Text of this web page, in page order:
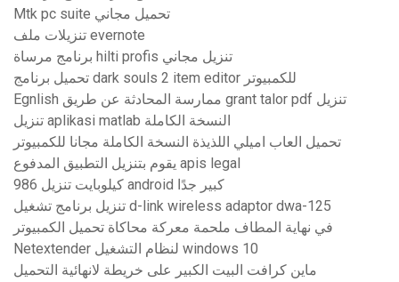
Mtk pc suite تحميل مجاني
تنزيلات ملف evernote
برنامج مرساة hilti profis تنزيل مجاني
تحميل برنامج dark souls 2 item editor للكمبيوتر
Egnlish ممارسة المحادثة عن طريق grant talor pdf تنزيل
تنزيل aplikasi matlab النسخة الكاملة
تحميل العاب اميلي اللذيذة النسخة الكاملة مجانا للكمبيوتر
يقوم بتنزيل التطبيق المدفوع apis legal
986 كيلوبايت تنزيل android كبير جدًا
تنزيل برنامج تشغيل d-link wireless adaptor dwa-125
في نهاية المطاف ملحمة معركة محاكاة تحميل الكمبيوتر
Netextender لنظام التشغيل windows 10
ماين كرافت البيت الكبير على خريطة لانهائية التحميل